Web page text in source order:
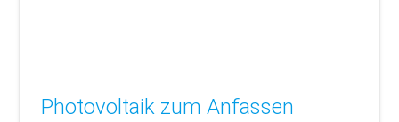
Photovoltaik zum Anfassen